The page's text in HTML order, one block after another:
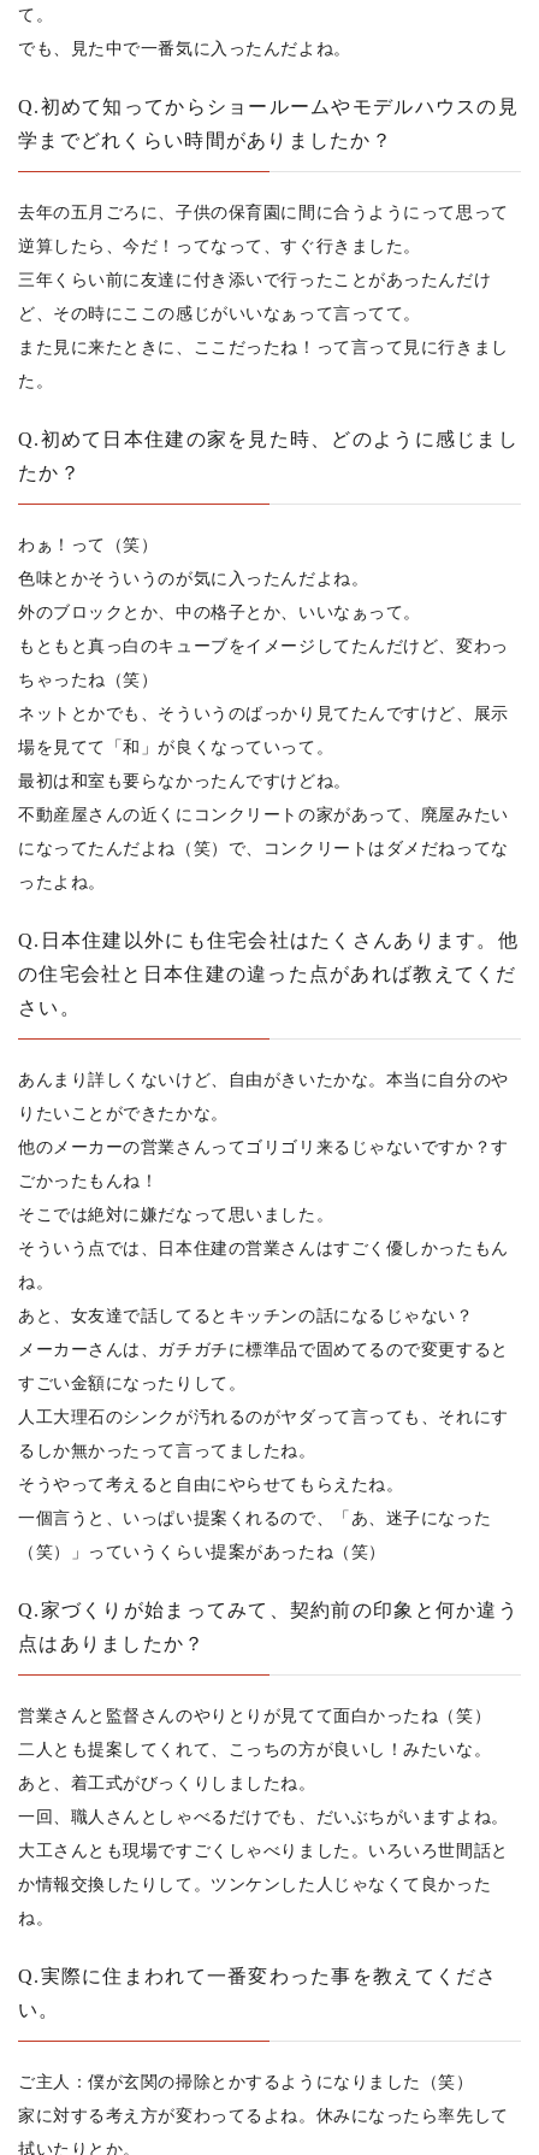
て。
でも、見た中で一番気に入ったんだよね。
Q.初めて知ってからショールームやモデルハウスの見
学までどれくらい時間がありましたか？
去年の五月ごろに、子供の保育園に間に合うようにって思って
逆算したら、今だ！ってなって、すぐ行きました。
三年くらい前に友達に付き添いで行ったことがあったんだけ
ど、その時にここの感じがいいなぁって言ってて。
また見に来たときに、ここだったね！って言って見に行きまし
た。
Q.初めて日本住建の家を見た時、どのように感じまし
たか？
わぁ！って（笑）
色味とかそういうのが気に入ったんだよね。
外のブロックとか、中の格子とか、いいなぁって。
もともと真っ白のキューブをイメージしてたんだけど、変わっ
ちゃったね（笑）
ネットとかでも、そういうのばっかり見てたんですけど、展示
場を見てて「和」が良くなっていって。
最初は和室も要らなかったんですけどね。
不動産屋さんの近くにコンクリートの家があって、廃屋みたい
になってたんだよね（笑）で、コンクリートはダメだねってな
ったよね。
Q.日本住建以外にも住宅会社はたくさんあります。他
の住宅会社と日本住建の違った点があれば教えてくだ
さい。
あんまり詳しくないけど、自由がきいたかな。本当に自分のや
りたいことができたかな。
他のメーカーの営業さんってゴリゴリ来るじゃないですか？す
ごかったもんね！
そこでは絶対に嫌だなって思いました。
そういう点では、日本住建の営業さんはすごく優しかったもん
ね。
あと、女友達で話してるとキッチンの話になるじゃない？
メーカーさんは、ガチガチに標準品で固めてるので変更すると
すごい金額になったりして。
人工大理石のシンクが汚れるのがヤダって言っても、それにす
るしか無かったって言ってましたね。
そうやって考えると自由にやらせてもらえたね。
一個言うと、いっぱい提案くれるので、「あ、迷子になった
（笑）」っていうくらい提案があったね（笑）
Q.家づくりが始まってみて、契約前の印象と何か違う
点はありましたか？
営業さんと監督さんのやりとりが見てて面白かったね（笑）
二人とも提案してくれて、こっちの方が良いし！みたいな。
あと、着工式がびっくりしましたね。
一回、職人さんとしゃべるだけでも、だいぶちがいますよね。
大工さんとも現場ですごくしゃべりました。いろいろ世間話と
か情報交換したりして。ツンケンした人じゃなくて良かった
ね。
Q.実際に住まわれて一番変わった事を教えてくださ
い。
ご主人：僕が玄関の掃除とかするようになりました（笑）
家に対する考え方が変わってるよね。休みになったら率先して
拭いたりとか。